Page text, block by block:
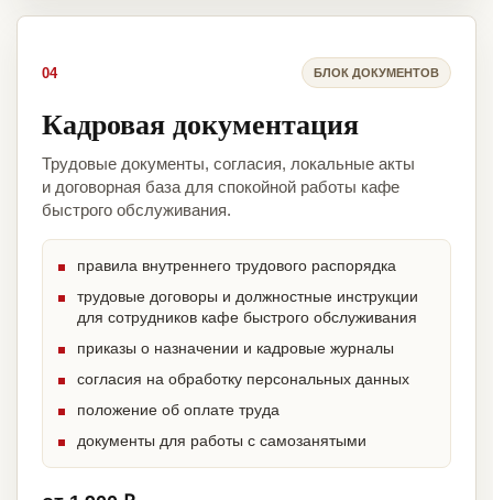
04 БЛОК ДОКУМЕНТОВ
Кадровая документация
Трудовые документы, согласия, локальные акты
и договорная база для спокойной работы кафе
быстрого обслуживания.
правила внутреннего трудового распорядка
трудовые договоры и должностные инструкции
для сотрудников кафе быстрого обслуживания
приказы о назначении и кадровые журналы
согласия на обработку персональных данных
положение об оплате труда
документы для работы с самозанятыми